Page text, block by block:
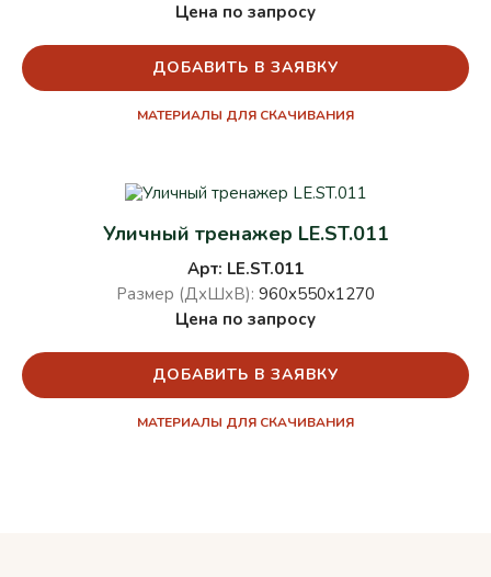
Цена по запросу
ДОБАВИТЬ В ЗАЯВКУ
МАТЕРИАЛЫ ДЛЯ СКАЧИВАНИЯ
Уличный тренажер LE.ST.011
Арт: LE.ST.011
Размер (ДхШхВ): 960х550х1270
Цена по запросу
ДОБАВИТЬ В ЗАЯВКУ
МАТЕРИАЛЫ ДЛЯ СКАЧИВАНИЯ